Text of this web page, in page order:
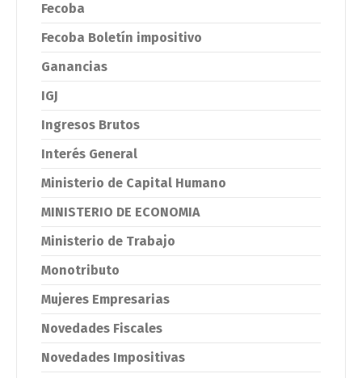
Fecoba
Fecoba Boletín impositivo
Ganancias
IGJ
Ingresos Brutos
Interés General
Ministerio de Capital Humano
MINISTERIO DE ECONOMIA
Ministerio de Trabajo
Monotributo
Mujeres Empresarias
Novedades Fiscales
Novedades Impositivas